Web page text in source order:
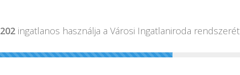
202 ingatlanos használja a Városi Ingatlaniroda rendszerét